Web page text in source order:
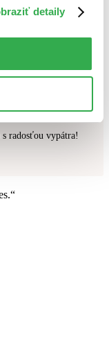
detaily
podmienkam.
radosťou vypátra!